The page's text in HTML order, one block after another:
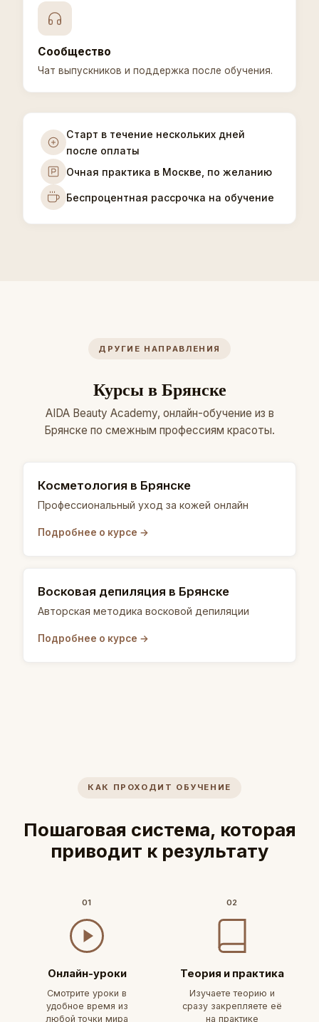
Сообщество
Чат выпускников и поддержка после обучения.
Старт в течение нескольких дней
после оплаты
Очная практика в Москве, по желанию
Беспроцентная рассрочка на обучение
ДРУГИЕ НАПРАВЛЕНИЯ
Курсы в Брянске
AIDA Beauty Academy, онлайн-обучение из в
Брянске по смежным профессиям красоты.
Косметология в Брянске
Профессиональный уход за кожей онлайн
Подробнее о курсе →
Восковая депиляция в Брянске
Авторская методика восковой депиляции
Подробнее о курсе →
КАК ПРОХОДИТ ОБУЧЕНИЕ
Пошаговая система, которая
приводит к результату
01
Онлайн-уроки
Смотрите уроки в
удобное время из
любой точки мира
02
Теория и практика
Изучаете теорию и
сразу закрепляете её
на практике